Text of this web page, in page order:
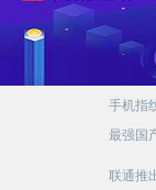
手机指
最强国
联通推